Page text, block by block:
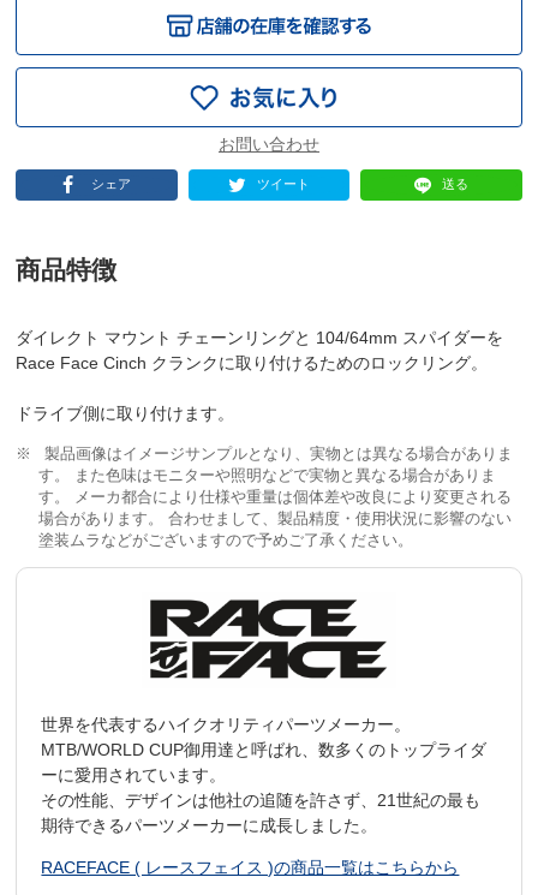
シェア ツイート 送る
商品特徴
ダイレクト マウント チェーンリングと 104/64mm スパイダーを
Race Face Cinch クランクに取り付けるためのロックリング。
ドライブ側に取り付けます。
製品画像はイメージサンプルとなり、実物とは異なる場合がありま
す。 また色味はモニターや照明などで実物と異なる場合がありま
す。 メーカ都合により仕様や重量は個体差や改良により変更される
場合があります。 合わせまして、製品精度・使用状況に影響のない
塗装ムラなどがございますので予めご了承ください。
世界を代表するハイクオリティパーツメーカー。
MTB/WORLD CUP御用達と呼ばれ、数多くのトップライダ
ーに愛用されています。
その性能、デザインは他社の追随を許さず、21世紀の最も
期待できるパーツメーカーに成長しました。
RACEFACE ( レースフェイス )の商品一覧はこちらから